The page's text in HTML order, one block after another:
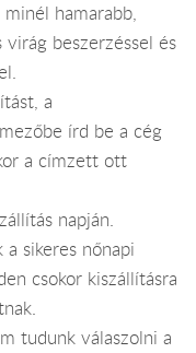
hamarabb,
beszerzéssel és
a
írd be a cég
a címzett ott
napján.
sikeres nőnapi
csokor kiszállításra
tudunk válaszolni a